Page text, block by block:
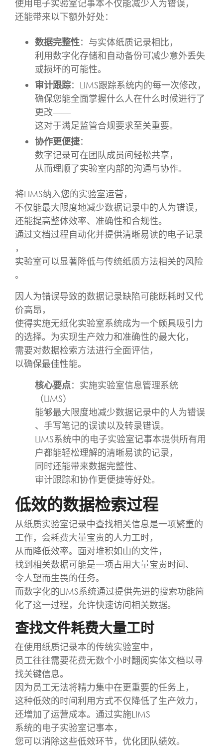
使用电子实验室记事本不仅能减少人为错误，
还能带来以下额外好处：
数据完整性：与实体纸质记录相比，
利用数字化存储和自动备份可减少意外丢失
或损坏的可能性。
审计跟踪：LIMS跟踪系统内的每一次修改，
确保您能全面掌握什么人在什么时候进行了
更改——
这对于满足监管合规要求至关重要。
协作更便捷：
数字记录可在团队成员间轻松共享，
从而理顺了实验室内部的沟通与协作。
将LIMS纳入您的实验室运营，
不仅能最大限度地减少数据记录中的人为错误，
还能提高整体效率、准确性和合规性。
通过文档过程自动化并提供清晰易读的电子记录
，
实验室可以显著降低与传统纸质方法相关的风险
。
因人为错误导致的数据记录缺陷可能既耗时又代
价高昂，
使得实施无纸化实验室系统成为一个颇具吸引力
的选择。为实现生产效力和准确性的最大化，
需要对数据检索方法进行全面评估，
以确保最佳性能。
核心要点：实施实验室信息管理系统
（LIMS）
能够最大限度地减少数据记录中的人为错误
、手写笔记的误读以及转录错误。
LIMS系统中的电子实验室记事本提供所有用
户都能轻松理解的清晰易读的记录，
同时还能带来数据完整性、
审计跟踪和协作更便捷等好处。
低效的数据检索过程
从纸质实验室记录中查找相关信息是一项繁重的
工作，会耗费大量宝贵的人力工时，
从而降低效率。面对堆积如山的文件，
找到相关数据可能是一项占用大量宝贵时间、
令人望而生畏的任务。
而数字化的LIMS系统通过提供先进的搜索功能简
化了这一过程，允许快速访问相关数据。
查找文件耗费大量工时
在使用纸质记录本的传统实验室中，
员工往往需要花费无数个小时翻阅实体文档以寻
找关键信息。
因为员工无法将精力集中在更重要的任务上，
这种低效的时间利用方式不仅降低了生产效力，
还增加了运营成本。通过实施LIMS
系统的电子实验室记事本，
您可以消除这些低效环节，优化团队绩效。